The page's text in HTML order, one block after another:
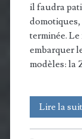
il faudra
domotiques,
terminée.
embarquer
modèles: la
Lire la